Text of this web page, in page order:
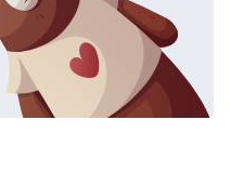
podataka te ovu
niste dužni unositi
od prijavnih
ovim web stranicama.
osobnim podacima
o zaštiti podataka
pročitati ovdje i